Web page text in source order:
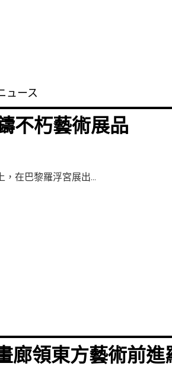
ュース
不朽藝術展品
在巴黎羅浮宮展出...
廊領東方藝術前進